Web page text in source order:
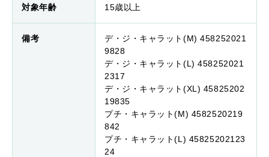
対象年齢 15歳以上
備考
デ・ジ・キャラット(M) 458252021
9828
デ・ジ・キャラット(L) 458252021
2317
デ・ジ・キャラット(XL) 45825202
19835
プチ・キャラット(M) 4582520219
842
プチ・キャラット(L) 45825202123
24